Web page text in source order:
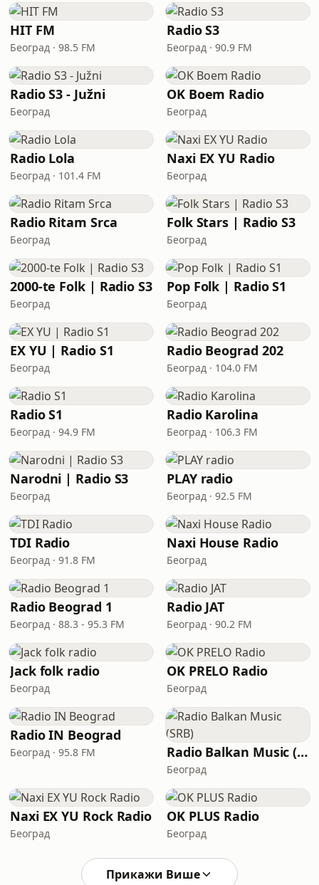
HIT FM
Београд · 98.5 FM
Radio S3
Београд · 90.9 FM
Radio S3 - Južni
Београд
OK Boem Radio
Београд
Radio Lola
Београд · 101.4 FM
Naxi EX YU Radio
Београд
Radio Ritam Srca
Београд
Folk Stars | Radio S3
Београд
2000-te Folk | Radio S3
Београд
Pop Folk | Radio S1
Београд
EX YU | Radio S1
Београд
Radio Beograd 202
Београд · 104.0 FM
Radio S1
Београд · 94.9 FM
Radio Karolina
Београд · 106.3 FM
Narodni | Radio S3
Београд
PLAY radio
Београд · 92.5 FM
TDI Radio
Београд · 91.8 FM
Naxi House Radio
Београд
Radio Beograd 1
Београд · 88.3 - 95.3 FM
Radio JAT
Београд · 90.2 FM
Jack folk radio
Београд
OK PRELO Radio
Београд
Radio IN Beograd
Београд · 95.8 FM Radio Balkan Music (SRB)
Београд
Naxi EX YU Rock Radio
Београд
OK PLUS Radio
Београд
Прикажи Више